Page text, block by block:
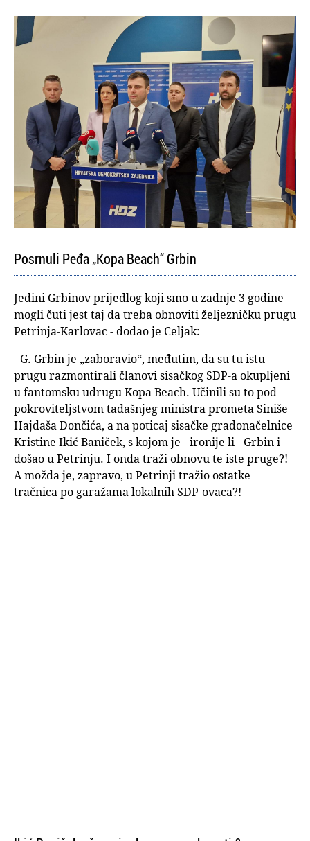
Posrnuli Peđa „Kopa Beach“ Grbin
Jedini Grbinov prijedlog koji smo u zadnje 3 godine
mogli čuti jest taj da treba obnoviti željezničku prugu
Petrinja-Karlovac - dodao je Celjak:
- G. Grbin je „zaboravio“, međutim, da su tu istu
prugu razmontirali članovi sisačkog SDP-a okupljeni
u fantomsku udrugu Kopa Beach. Učinili su to pod
pokroviteljstvom tadašnjeg ministra prometa Siniše
Hajdaša Dončića, a na poticaj sisačke gradonačelnice
Kristine Ikić Baniček, s kojom je - ironije li - Grbin i
došao u Petrinju. I onda traži obnovu te iste pruge?!
A možda je, zapravo, u Petrinji tražio ostatke
tračnica po garažama lokalnih SDP-ovaca?!